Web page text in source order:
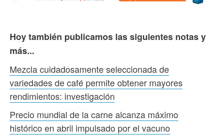
Hoy también publicamos las siguientes notas y
más...
Mezcla cuidadosamente seleccionada de
variedades de café permite obtener mayores
rendimientos: investigación
Precio mundial de la carne alcanza máximo
histórico en abril impulsado por el vacuno